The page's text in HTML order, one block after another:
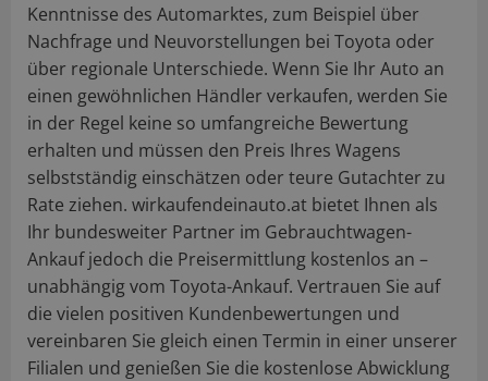
Kenntnisse des Automarktes, zum Beispiel über
Nachfrage und Neuvorstellungen bei Toyota oder
über regionale Unterschiede. Wenn Sie Ihr Auto an
einen gewöhnlichen Händler verkaufen, werden Sie
in der Regel keine so umfangreiche Bewertung
erhalten und müssen den Preis Ihres Wagens
selbstständig einschätzen oder teure Gutachter zu
Rate ziehen. wirkaufendeinauto.at bietet Ihnen als
Ihr bundesweiter Partner im Gebrauchtwagen-
Ankauf jedoch die Preisermittlung kostenlos an –
unabhängig vom Toyota-Ankauf. Vertrauen Sie auf
die vielen positiven Kundenbewertungen und
vereinbaren Sie gleich einen Termin in einer unserer
Filialen und genießen Sie die kostenlose Abwicklung